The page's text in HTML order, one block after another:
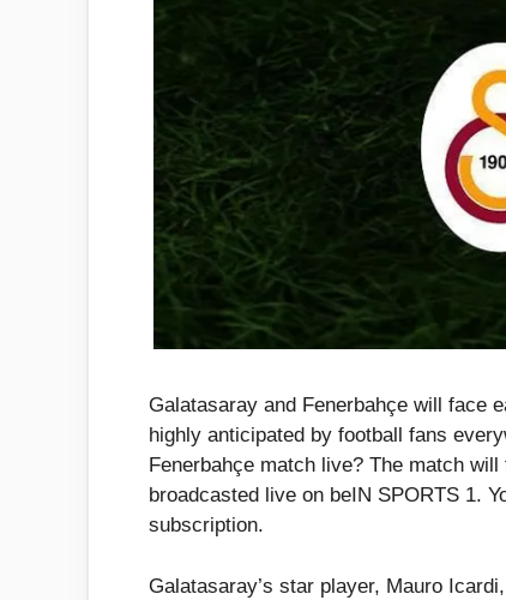
Galatasaray and Fenerbahçe will face
highly anticipated by football fans
Fenerbahçe match live? The match
broadcasted live on beIN SPORTS 1.
subscription.
Galatasaray’s star player, Mauro